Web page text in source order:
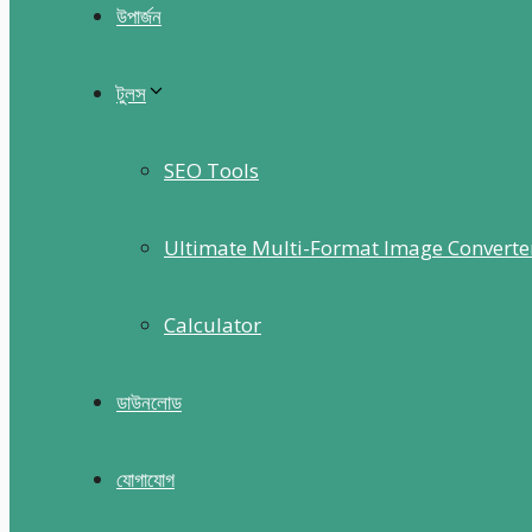
উপার্জন
টুলস
SEO Tools
Ultimate Multi-Format Image
Calculator
ডাউনলোড
যোগাযোগ